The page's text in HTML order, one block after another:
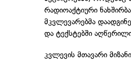
რადიოაქტიური
მკვლევარებმა
და ტექსტებში
კვლევის მთავარი